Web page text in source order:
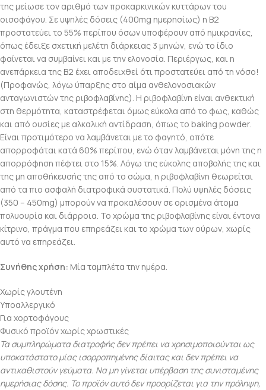
της μείωσε τον αριθμό των προκαρκινικών κυττάρων του
οισοφάγου. Σε υψηλές δόσεις (400mg ημερησίως) η Β2
προστατεύει το 55% περίπου όσων υποφέρουν από ημικρανίες,
όπως έδειξε σχετική μελέτη διάρκειας 3 μηνών, ενώ το ίδιο
φαίνεται να συμβαίνει και με την ελονοσία. Περιέργως, και η
ανεπάρκεια της Β2 έχει αποδειχθεί ότι προστατεύει από τη νόσο!
(Προφανώς, λόγω ύπαρξης στο αίμα ανθελονοσιακών
ανταγωνιστών της ριβοφλαβίνης). Η ριβοφλαβίνη είναι ανθεκτική
στη θερμότητα, καταστρέφεται όμως εύκολα από το φως, καθώς
και από ουσίες με αλκαλική αντίδραση, όπως το baking powder.
Είναι προτιμότερο να λαμβάνεται με το φαγητό, οπότε
απορροφάται κατά 60% περίπου, ενώ όταν λαμβάνεται μόνη της η
απορρόφηση πέφτει στο 15%. Λόγω της εύκολης αποβολής της και
της μη αποθήκευσής της από το σώμα, η ριβοφλαβίνη θεωρείται
από τα πιο ασφαλή διατροφικά συστατικά. Πολύ υψηλές δόσεις
(350 – 450mg) μπορούν να προκαλέσουν σε ορισμένα άτομα
πολυουρία και διάρροια. Το χρώμα της ριβοφλαβίνης είναι έντονα
κίτρινο, πράγμα που επηρεάζει και το χρώμα των ούρων, χωρίς
αυτό να επηρεάζει.
Συνήθης χρήση: Μία ταμπλέτα την ημέρα.
Χωρίς γλουτένη
Υποαλλεργικό
Για χορτοφάγους
Φυσικό προϊόν χωρίς χρωστικές
Τα συμπληρώματα διατροφής δεν πρέπει να χρησιμοποιούνται ως
υποκατάστατο μίας ισορροπημένης δίαιτας και δεν πρέπει να
αντικαθιστούν γεύματα. Να μη γίνεται υπέρβαση της συνισταμένης
ημερήσιας δόσης. Το προϊόν αυτό δεν προορίζεται για την πρόληψη,